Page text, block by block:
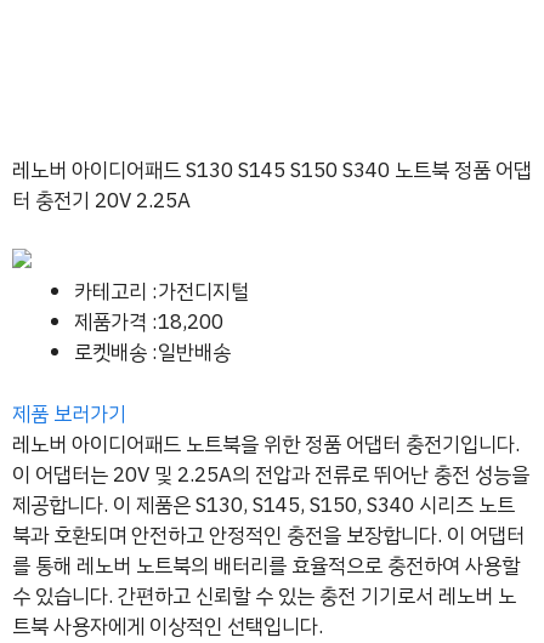
레노버 아이디어패드 S130 S145 S150 S340 노트북 정품 어댑
터 충전기 20V 2.25A
카테고리 :가전디지털
제품가격 :18,200
로켓배송 :일반배송
제품 보러가기
레노버 아이디어패드 노트북을 위한 정품 어댑터 충전기입니다.
이 어댑터는 20V 및 2.25A의 전압과 전류로 뛰어난 충전 성능을
제공합니다. 이 제품은 S130, S145, S150, S340 시리즈 노트
북과 호환되며 안전하고 안정적인 충전을 보장합니다. 이 어댑터
를 통해 레노버 노트북의 배터리를 효율적으로 충전하여 사용할
수 있습니다. 간편하고 신뢰할 수 있는 충전 기기로서 레노버 노
트북 사용자에게 이상적인 선택입니다.